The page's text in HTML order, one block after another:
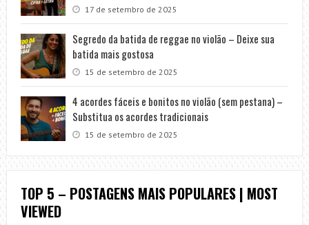
17 de setembro de 2025
Segredo da batida de reggae no violão – Deixe sua
batida mais gostosa
15 de setembro de 2025
4 acordes fáceis e bonitos no violão (sem pestana) –
Substitua os acordes tradicionais
15 de setembro de 2025
TOP 5 – POSTAGENS MAIS POPULARES | MOST
VIEWED